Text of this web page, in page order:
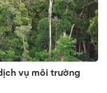
vụ môi trường